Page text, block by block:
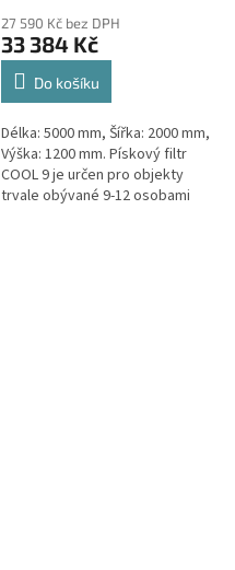
27 590 Kč bez DPH
33 384 Kč
Do košíku
Délka: 5000 mm, Šířka: 2000 mm,
Výška: 1200 mm. Pískový filtr
COOL 9 je určen pro objekty
trvale obývané 9-12 osobami